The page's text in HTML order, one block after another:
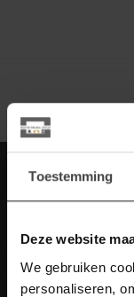
Toestemming
Deze website
We gebruiken
personaliseren,
Meld je aan
scherpe